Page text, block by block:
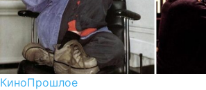
КиноПрошлое